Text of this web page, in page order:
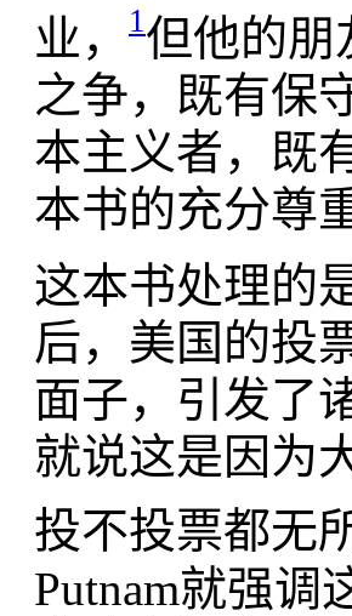
业，
1 但他的朋
之争，既有保
本主义者，既
本书的充分尊
这本书处理的
后，美国的投
面子，引发了
就说这是因为
投不投票都无
Putnam就强